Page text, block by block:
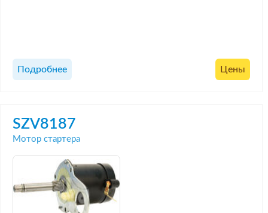
Подробнее Цены
SZV8187
Мотор стартера